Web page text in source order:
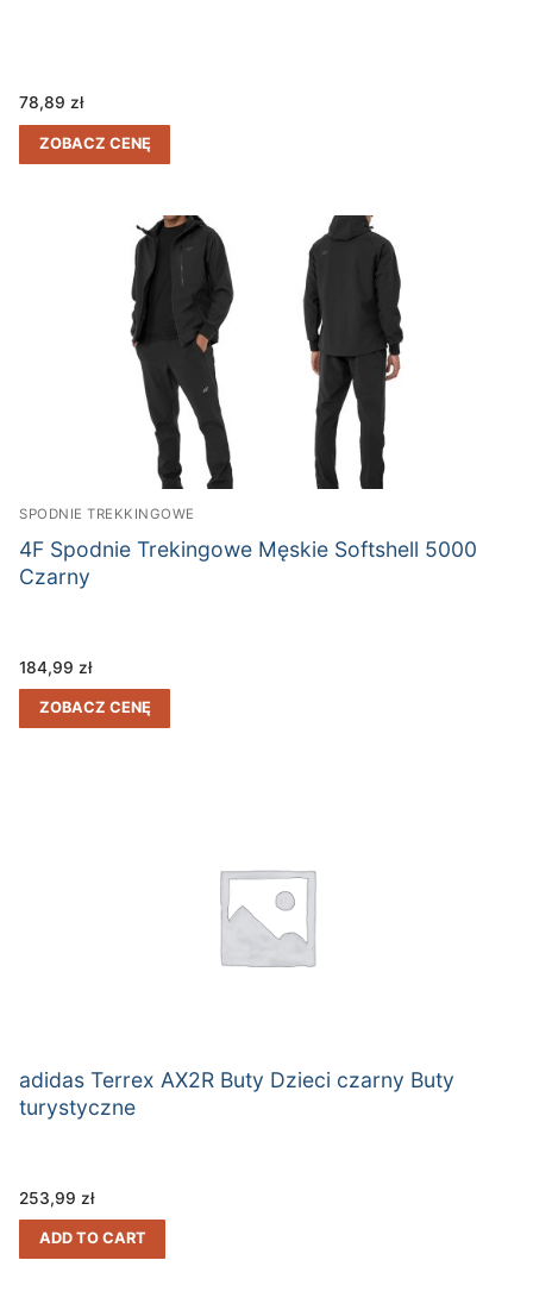
78,89 zł
ZOBACZ CENĘ
SPODNIE TREKKINGOWE
4F Spodnie Trekingowe Męskie Softshell 5000
Czarny
184,99 zł
ZOBACZ CENĘ
adidas Terrex AX2R Buty Dzieci czarny Buty
turystyczne
253,99 zł
ADD TO CART